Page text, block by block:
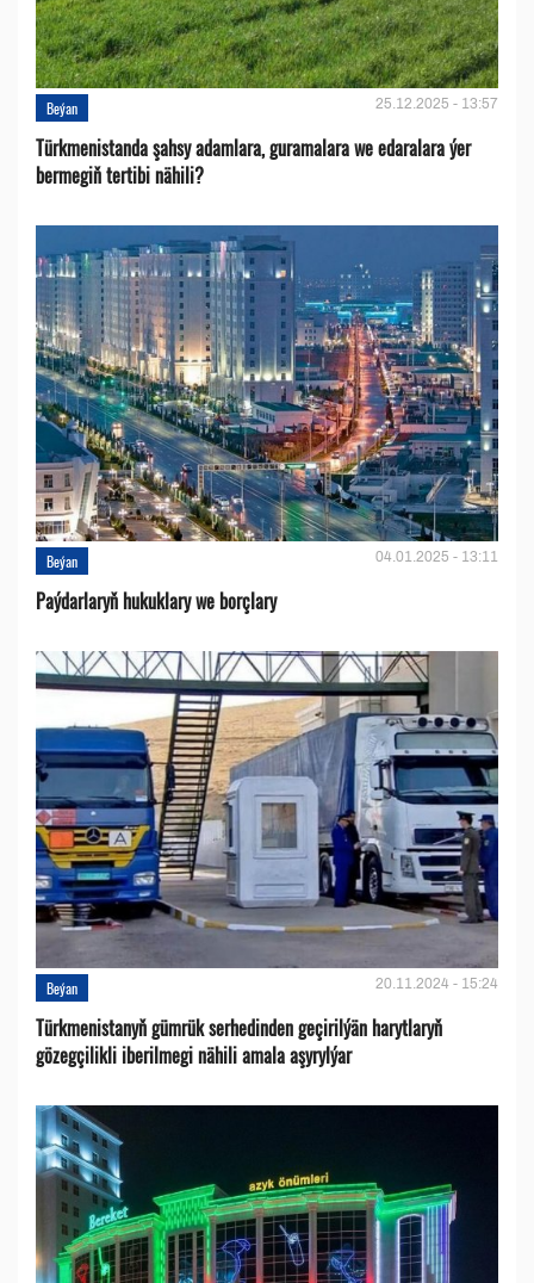
Beýan 25.12.2025 - 13:57
Türkmenistanda şahsy adamlara, guramalara we edaralara ýer
bermegiň tertibi nähili?
Beýan 04.01.2025 - 13:11
Paýdarlaryň hukuklary we bоrçlary
Beýan 20.11.2024 - 15:24
Türkmenistanyň gümrük serhedinden geçirilýän harytlaryň
gözegçilikli iberilmegi nähili amala aşyrylýar